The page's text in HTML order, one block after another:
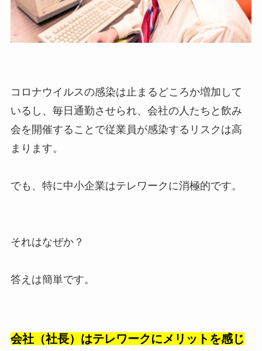
コロナウイルスの感染は止まるどころか増加して
いるし、毎日通勤させられ、会社の人たちと飲み
会を開催することで従業員が感染するリスクは高
まります。
でも、特に中小企業はテレワークに消極的です。
それはなぜか？
答えは簡単です。
会社（社長）はテレワークにメリットを感じ